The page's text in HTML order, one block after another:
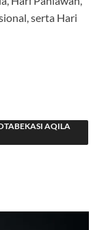
serta Hari
AQILA